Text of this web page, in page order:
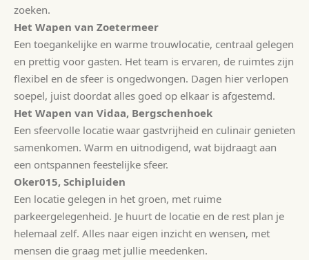
zoeken.
Het Wapen van Zoetermeer
Een toegankelijke en warme trouwlocatie, centraal gelegen
en prettig voor gasten. Het team is ervaren, de ruimtes zijn
flexibel en de sfeer is ongedwongen. Dagen hier verlopen
soepel, juist doordat alles goed op elkaar is afgestemd.
Het Wapen van Vidaa, Bergschenhoek
Een sfeervolle locatie waar gastvrijheid en culinair genieten
samenkomen. Warm en uitnodigend, wat bijdraagt aan
een ontspannen feestelijke sfeer.
Oker015, Schipluiden
Een locatie gelegen in het groen, met ruime
parkeergelegenheid. Je huurt de locatie en de rest plan je
helemaal zelf. Alles naar eigen inzicht en wensen, met
mensen die graag met jullie meedenken.